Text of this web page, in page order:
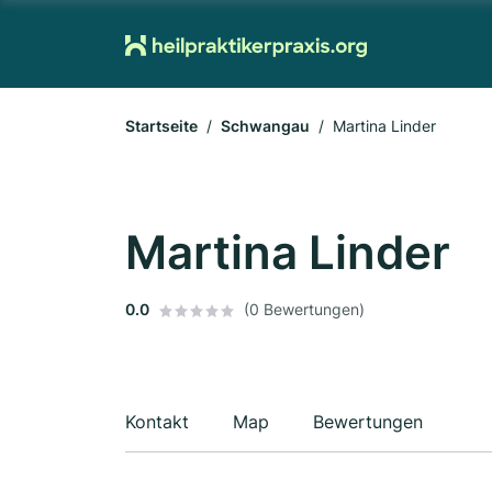
Startseite Schwangau Martina Linder
Martina Linder
0.0 (0 Bewertungen)
Kontakt Map Bewertungen